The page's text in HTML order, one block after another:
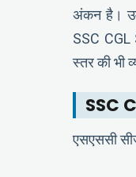
अंकन है।
SSC CGL
स्तर की भी
SSC
एसएससी